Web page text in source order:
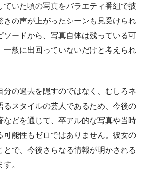
ていた頃の写真をバラエティ番組で披
きの声が上がったシーンも見受けられ
ソードから、写真自体は残っている可
一般に出回っていないだけと考えられ
分の過去を隠すのではなく、むしろネ
るスタイルの芸人であるため、今後の
などを通じて、卒アル的な写真や当時
可能性もゼロではありません。彼女の
とで、今後さらなる情報が明かされる
。